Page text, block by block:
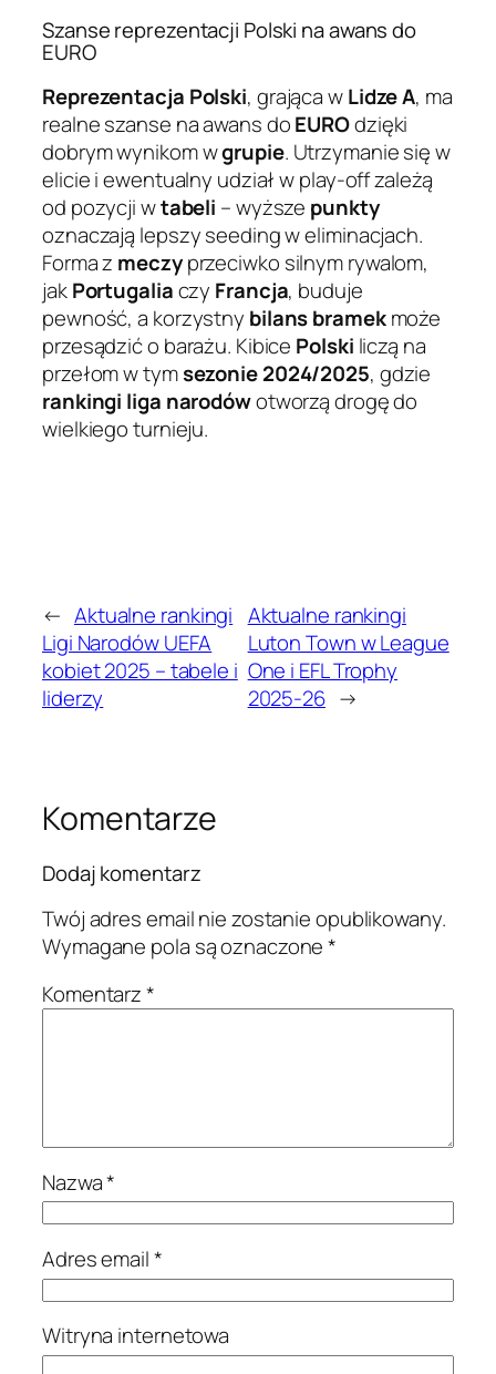
Szanse reprezentacji Polski na awans do
EURO
Reprezentacja Polski, grająca wLidze A, ma
realne szanse na awans doEUROdzięki
dobrym wynikom wgrupie. Utrzymanie się w
elicie i ewentualny udział w play-off zależą
od pozycji wtabeli – wyższe punkty
oznaczają lepszy seeding w eliminacjach.
Forma z meczyprzeciwko silnym rywalom,
jakPortugaliaczy Francja, buduje
pewność, a korzystny bilans bramekmoże
przesądzić o barażu. Kibice Polski liczą na
przełom w tymsezonie 2024/2025, gdzie
rankingi liga narodówotworzą drogę do
wielkiego turnieju.
← Aktualne rankingi
Ligi Narodów UEFA
kobiet 2025 – tabele i
liderzy
Aktualne rankingi
Luton Town w League
One i EFL Trophy
2025-26 →
Komentarze
Dodaj komentarz
Twój adres email nie zostanie opublikowany.
Wymagane pola są oznaczone*
Komentarz*
Nazwa*
Adres email*
Witryna internetowa